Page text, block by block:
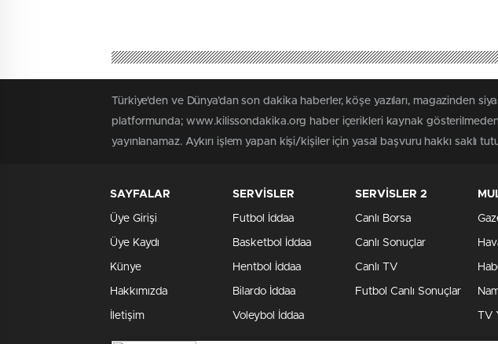
Türkiye'den ve Dünya’dan son dakika haberler, köşe yazıları, magazinden
platformunda; www.kilissondakika.org haber içerikleri kaynak gösterilmeden
yayınlanamaz. Aykırı işlem yapan kişi/kişiler için yasal başvuru hakkı
SAYFALAR
Üye Girişi
Üye Kaydı
Künye
Hakkımızda
İletişim
SERVİSLER
Futbol İddaa
Basketbol İddaa
Hentbol İddaa
Bilardo İddaa
Voleybol İddaa
SERVİSLER 2
Canlı Borsa
Canlı Sonuçlar
Canlı TV
Futbol Canlı Sonuçlar
TV